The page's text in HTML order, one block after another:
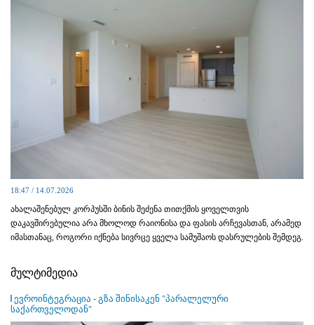
18:47 / 14.07.2026
ახალაშენებულ კორპუსში ბინის შეძენა თითქმის ყოველთვის
დაკავშირებულია არა მხოლოდ რაიონისა და ფასის არჩევასთან, არამედ
იმასთანაც, როგორი იქნება სივრცე ყველა სამუშაოს დასრულების შემდეგ.
მულტიმედია
ევროინტეგრაცია - გზა შინისაკენ "პარალელური
საქართველოდან"